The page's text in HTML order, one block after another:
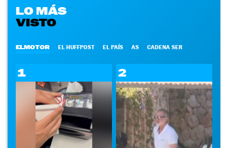
LO MÁS
VISTO
ELMOTOR EL HUFFPOST EL PAÍS AS CADENA SER
1 2